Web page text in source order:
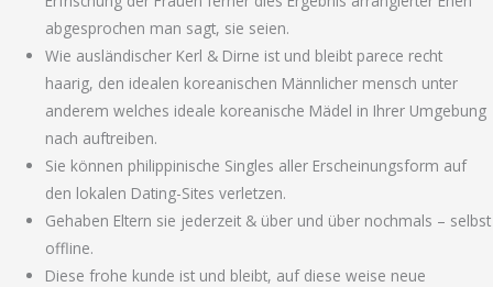
abgesprochen man sagt, sie seien.
Wie ausländischer Kerl & Dirne ist und bleibt parece recht
haarig, den idealen koreanischen Männlicher mensch unter
anderem welches ideale koreanische Mädel in Ihrer Umgebung
nach auftreiben.
Sie können philippinische Singles aller Erscheinungsform auf
den lokalen Dating-Sites verletzen.
Gehaben Eltern sie jederzeit & über und über nochmals – selbst
offline.
Diese frohe kunde ist und bleibt, auf diese weise neue